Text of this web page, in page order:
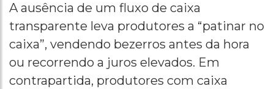
A ausência de um fluxo de caixa
transparente leva produtores a “patinar no
caixa”, vendendo bezerros antes da hora
ou recorrendo a juros elevados. Em
contrapartida, produtores com caixa